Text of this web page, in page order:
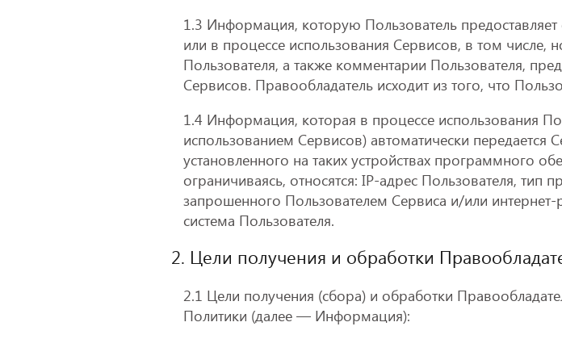
1.3 Информация, которую Пользователь
или в процессе использования Сервисов, в том числе,
Пользователя, а также комментарии Пользователя,
Сервисов. Правообладатель исходит из того, что
1.4 Информация, которая в процессе использования
использованием Сервисов) автоматически передается
установленного на таких устройствах программного
ограничиваясь, относятся: IP-адрес Пользователя,
запрошенного Пользователем Сервиса и/или
система Пользователя.
2. Цели получения и обработки
2.1 Цели получения (сбора) и обработки
Политики (далее — Информация):